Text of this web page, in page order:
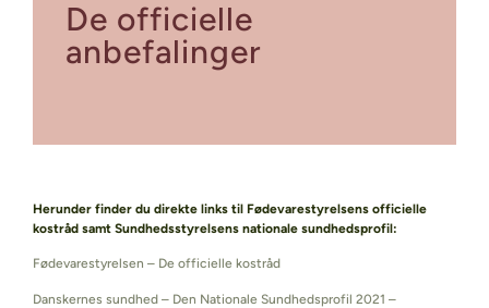
De officielle
anbefalinger
Herunder finder du direkte links til Fødevarestyrelsens officielle
kostråd samt Sundhedsstyrelsens nationale sundhedsprofil:
Fødevarestyrelsen – De officielle kostråd
Danskernes sundhed – Den Nationale Sundhedsprofil 2021 –